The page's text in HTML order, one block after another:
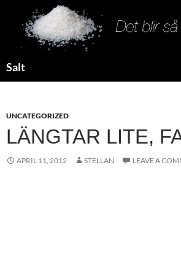
Salt
UNCATEGORIZED
LÄNGTAR LITE,
APRIL 11, 2012 STELLAN LEAVE A